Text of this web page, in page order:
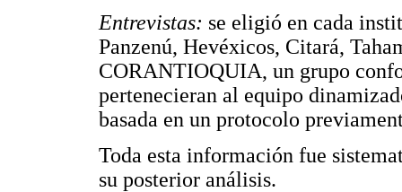
Entrevistas: se eligió en cada
Panzenú, Hevéxicos, Citará,
CORANTIOQUIA, un grupo
pertenecieran al equipo
basada en un protocolo
Toda esta información fue
su posterior análisis.